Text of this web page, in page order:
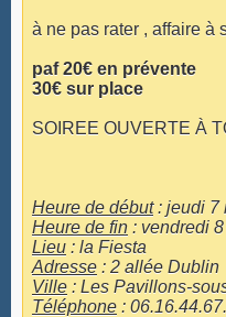
à ne pas rater , affaire à
paf 20€ en prévente
30€ sur place
SOIREE OUVERTE À
Heure de début: jeudi 7
Heure de fin : vendredi
Lieu : la Fiesta
Adresse : 2 allée Dublin
Ville : Les Pavillons-
Téléphone :